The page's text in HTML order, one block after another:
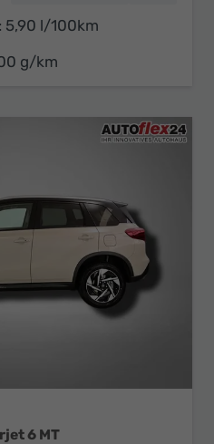
5,90 l/100km
g/km
6 MT